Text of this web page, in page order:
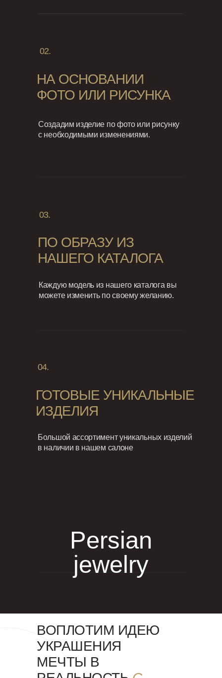
Создадим изделие по фото или рисунку
с необходимыми изменениями.
НА ОСНОВАНИИ
ФОТО ИЛИ РИСУНКА
02.
Каждую модель из нашего каталога вы
можете изменить по своему желанию.
ПО ОБРАЗУ ИЗ
НАШЕГО КАТАЛОГА
03.
Большой ассортимент уникальных изделий
в наличии в нашем салоне
ГОТОВЫЕ УНИКАЛЬНЫЕ
ИЗДЕЛИЯ
04.
Persian
jewelry
ВОПЛОТИМ ИДЕЮ
УКРАШЕНИЯ
МЕЧТЫ В